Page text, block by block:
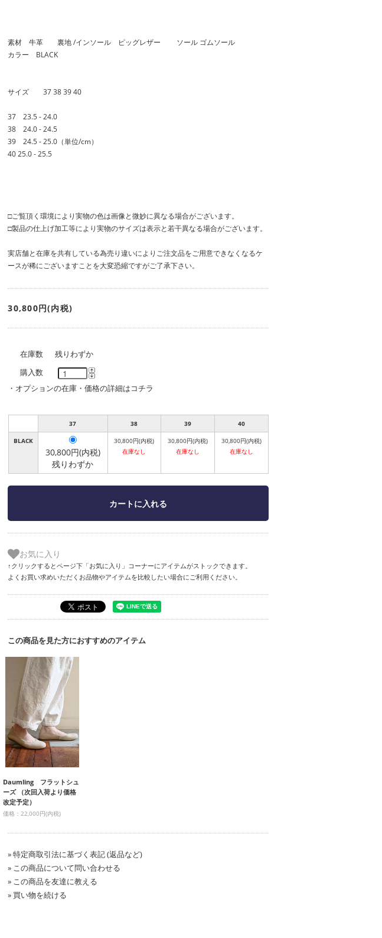
素材 牛革 裏地 /インソール ピッグレザー ソール ゴムソール
カラー BLACK
サイズ 37 38 39 40
37 23.5 - 24.0
38 24.0 - 24.5
39 24.5 - 25.0（単位/cm）
40 25.0 - 25.5
□ご覧頂く環境により実物の色は画像と微妙に異なる場合がございます。
□製品の仕上げ加工等により実物のサイズは表示と若干異なる場合がございます。
実店舗と在庫を共有している為売り違いによりご注文品をご用意できなくなるケ
ースが稀にございますことを大変恐縮ですがご了承下さい。
30,800円(内税)
在庫数
残りわずか
購入数
・ オプションの在庫・価格の詳細はコチラ
37 38 39 40
BLACK
30,800円(内税)
残りわずか
30,800円(内税)
在庫なし
30,800円(内税)
在庫なし
30,800円(内税)
在庫なし
お気に入り
↑クリックするとページ下「お気に入り」コーナーにアイテムがストックできます。
よくお買い求めいただくお品物やアイテムを比較したい場合にご利用ください。
この商品を見た方におすすめのアイテム
Daumling フラットシュ
ーズ （次回入荷より価格
改定予定）
価格：22,000円(内税)
» 特定商取引法に基づく表記 (返品など)
» この商品について問い合わせる
» この商品を友達に教える
» 買い物を続ける